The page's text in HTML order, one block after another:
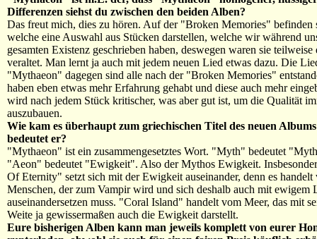
Differenzen siehst du zwischen den beiden Alben?
Das freut mich, dies zu hören. Auf der "Broken Memories" befinden
welche eine Auswahl aus Stücken darstellen, welche wir während
gesamten Existenz geschrieben haben, deswegen waren sie teilweise
veraltet. Man lernt ja auch mit jedem neuen Lied etwas dazu. Die
"Mythaeon" dagegen sind alle nach der "Broken Memories"
haben eben etwas mehr Erfahrung gehabt und diese auch mehr
wird nach jedem Stück kritischer, was aber gut ist, um die Qualität
auszubauen.
Wie kam es überhaupt zum griechischen Titel des neuen
bedeutet er?
"Mythaeon" ist ein zusammengesetztes Wort. "Myth" bedeutet
"Aeon" bedeutet "Ewigkeit". Also der Mythos Ewigkeit.
Of Eternity" setzt sich mit der Ewigkeit auseinander, denn es handelt
Menschen, der zum Vampir wird und sich deshalb auch mit ewigem
auseinandersetzen muss. "Coral Island" handelt vom Meer, das mit
Weite ja gewissermaßen auch die Ewigkeit darstellt.
Eure bisherigen Alben kann man jeweils komplett von eurer